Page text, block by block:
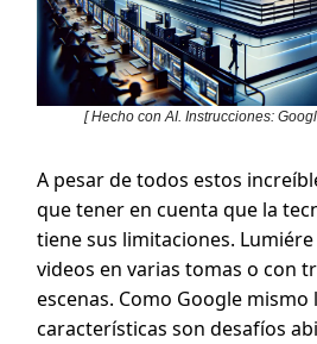
[ Hecho con AI. Instrucciones:
A pesar de todos estos
que tener en cuenta que la
tiene sus limitaciones.
videos en varias tomas o con
escenas. Como Google mismo
características son desafíos